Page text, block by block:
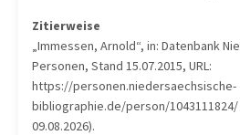
Zitierweise
„Immessen, Arnold“, in: Datenbank
Personen, Stand 15.07.2015, URL:
https://personen.niedersaechsische-
bibliographie.de/person/
09.08.2026).